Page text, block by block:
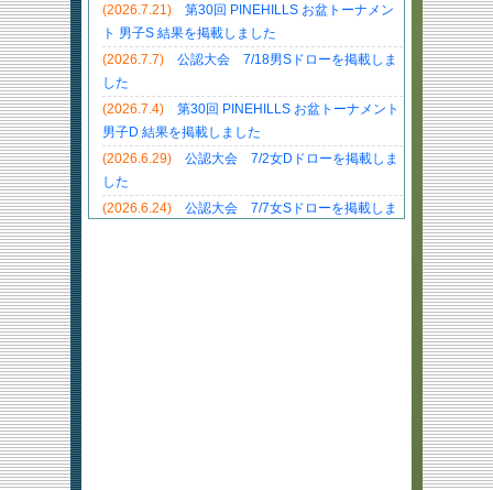
(2026.7.21)
第30回 PINEHILLS お盆トーナメン
ト 男子S 結果を掲載しました
(2026.7.7)
公認大会 7/18男Sドローを掲載しま
した
(2026.7.4)
第30回 PINEHILLS お盆トーナメント
男子D 結果を掲載しました
(2026.6.29)
公認大会 7/2女Dドローを掲載しま
した
(2026.6.24)
公認大会 7/7女Sドローを掲載しま